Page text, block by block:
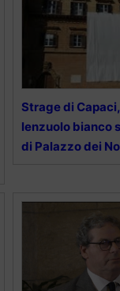
Strage di
lenzuolo bianco
di Palazzo dei